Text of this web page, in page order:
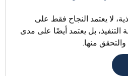
لا يعتمد النجاح فقط على
بل يعتمد أيضًا على مدى
والتحقق منها.